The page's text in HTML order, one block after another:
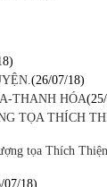
(26/07/18)
THANH HÓA
TỌA THÍCH
tọa Thích
07/18)